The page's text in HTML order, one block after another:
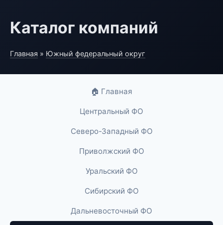
Каталог компаний
Главная » Южный федеральный округ
🏠 Главная
Центральный ФО
Северо-Западный ФО
Приволжский ФО
Уральский ФО
Сибирский ФО
Дальневосточный ФО